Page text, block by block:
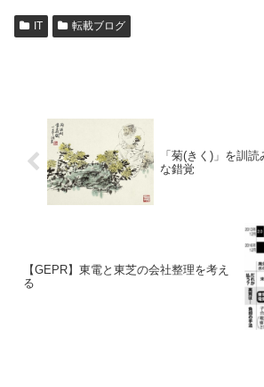
IT 転載ブログ
「菊(きく)」を訓
な錯覚
【GEPR】東電と東芝の会社整理を考え
る